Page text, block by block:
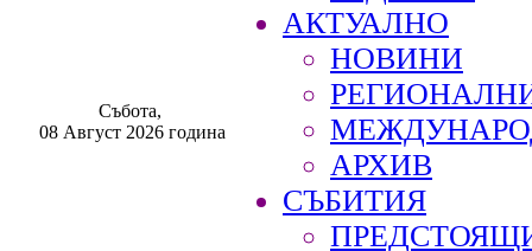
Събота,
08 Август 2026 година
АКТУАЛНО
НОВИНИ
АРХИВ
СЪБИТИЯ